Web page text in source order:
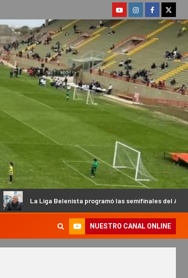
programó las semifinales del Apertura y habló su
NUESTRO CANAL ONLINE